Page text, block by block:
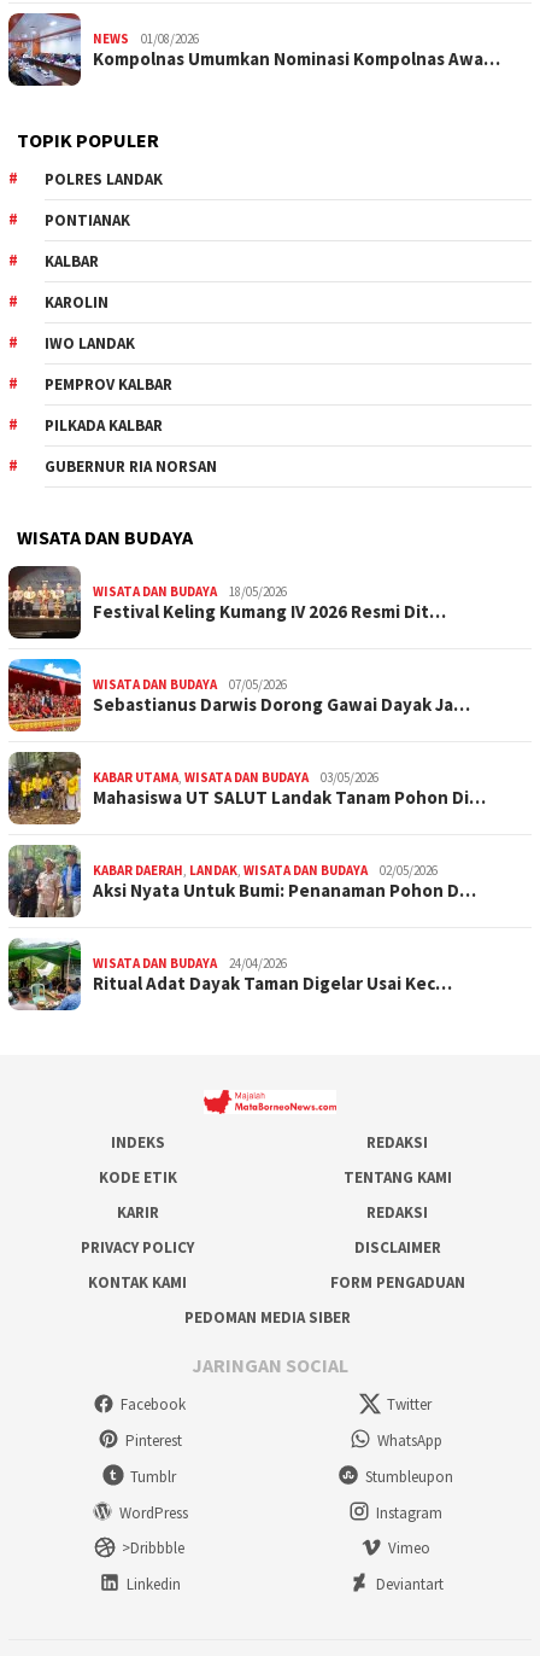
NEWS 01/08/2026
Kompolnas Umumkan Nominasi Kompolnas Awa…
TOPIK POPULER
POLRES LANDAK
PONTIANAK
KALBAR
KAROLIN
IWO LANDAK
PEMPROV KALBAR
PILKADA KALBAR
GUBERNUR RIA NORSAN
WISATA DAN BUDAYA
WISATA DAN BUDAYA 18/05/2026
Festival Keling Kumang IV 2026 Resmi Dit…
WISATA DAN BUDAYA 07/05/2026
Sebastianus Darwis Dorong Gawai Dayak Ja…
KABAR UTAMA, WISATA DAN BUDAYA 03/05/2026
Mahasiswa UT SALUT Landak Tanam Pohon Di…
KABAR DAERAH, LANDAK, WISATA DAN BUDAYA 02/05/2026
Aksi Nyata Untuk Bumi: Penanaman Pohon D…
WISATA DAN BUDAYA 24/04/2026
Ritual Adat Dayak Taman Digelar Usai Kec…
INDEKS
REDAKSI
KODE ETIK
TENTANG KAMI
KARIR
REDAKSI
PRIVACY POLICY
DISCLAIMER
KONTAK KAMI
FORM PENGADUAN
PEDOMAN MEDIA SIBER
JARINGAN SOCIAL
Facebook
Twitter
Pinterest
WhatsApp
Tumblr
Stumbleupon
WordPress
Instagram
>Dribbble
Vimeo
Linkedin
Deviantart